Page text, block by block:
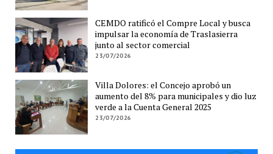
CEMDO ratificó el Compre Local y busca
impulsar la economía de Traslasierra
junto al sector comercial
23/07/2026
Villa Dolores: el Concejo aprobó un
aumento del 8% para municipales y dio luz
verde a la Cuenta General 2025
23/07/2026